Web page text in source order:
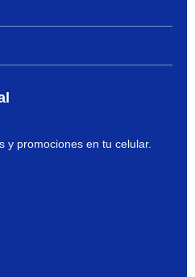
y promociones en tu celular.